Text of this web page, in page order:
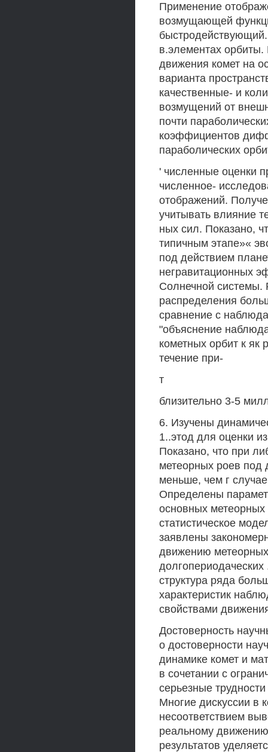
Применение
возмущающей
в.элементах орбиты.
движения комет на
варианта
качественные- и
возмущений от
почти
коэффициентов
параболических
' численные оценки
численное-
отображений.
учитывать влияние
ных сил. Показано,
типичным этапе»«
под действием
негравитационных
Солнечной системы.
распределения
сравнение с
"объяснение
кометных орбит к як
течение при-
т
близительно 3-5
6. Изучены
1..этод для оценки
Показано, что при
метеорных роев под
меньше, чем г
Определены
основных
статистическое
заявлены
движению
структура ряда
характеристик
свойствами
Достоверность
о достоверности
динамике комет и
в сочетании с
серьезные
Многие дискуссии в
несоответствием
реальному
результатов